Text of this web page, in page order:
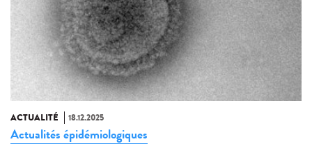
ACTUALITÉ 18.12.2025
Actualités épidémiologiques